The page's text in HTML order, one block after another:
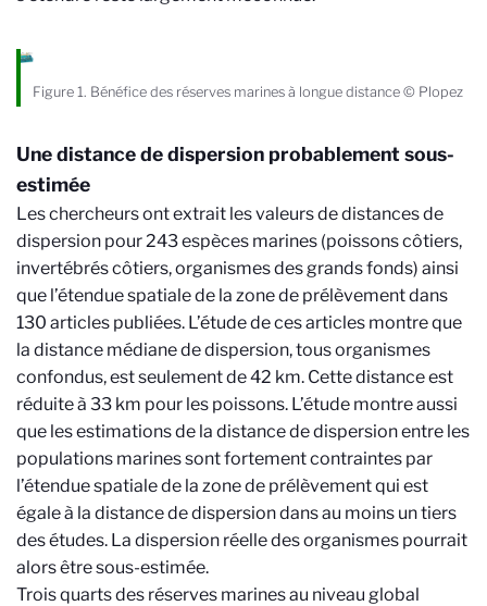
Figure 1. Bénéfice des réserves marines à longue distance © Plopez
Une distance de dispersion probablement sous-
estimée
Les chercheurs ont extrait les valeurs de distances de
dispersion pour 243 espèces marines (poissons côtiers,
invertébrés côtiers, organismes des grands fonds) ainsi
que l’étendue spatiale de la zone de prélèvement dans
130 articles publiées. L’étude de ces articles montre que
la distance médiane de dispersion, tous organismes
confondus, est seulement de 42 km. Cette distance est
réduite à 33 km pour les poissons. L’étude montre aussi
que les estimations de la distance de dispersion entre les
populations marines sont fortement contraintes par
l’étendue spatiale de la zone de prélèvement qui est
égale à la distance de dispersion dans au moins un tiers
des études. La dispersion réelle des organismes pourrait
alors être sous-estimée.
Trois quarts des réserves marines au niveau global